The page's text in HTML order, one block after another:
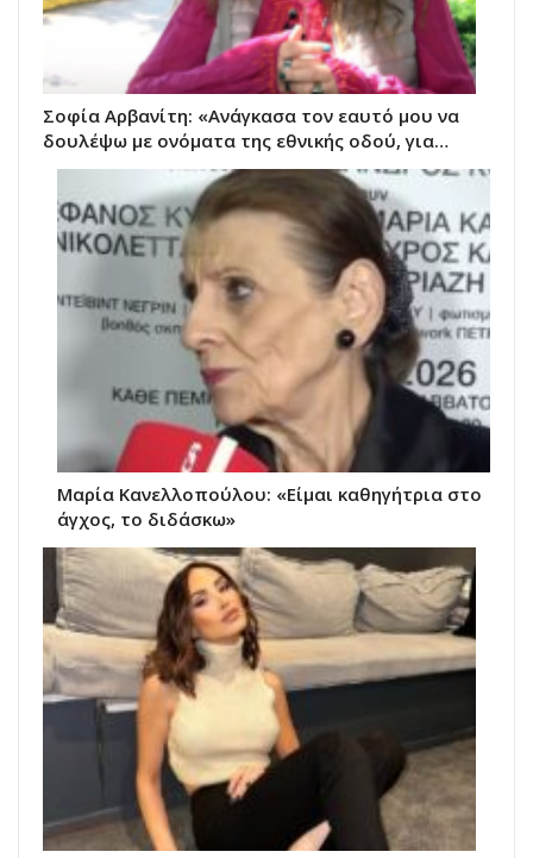
Σοφία Αρβανίτη: «Ανάγκασα τον εαυτό μου να
δουλέψω με ονόματα της εθνικής οδού, για…
Μαρία Κανελλοπούλου: «Είμαι καθηγήτρια στο
άγχος, το διδάσκω»